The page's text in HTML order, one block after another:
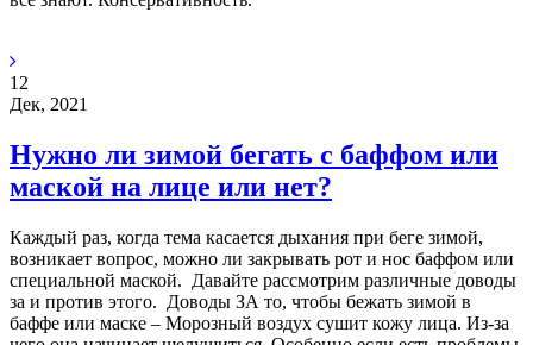
12
Дек, 2021
Нужно ли зимой бегать с баффом или
маской на лице или нет?
Каждый раз, когда тема касается дыхания при беге зимой,
возникает вопрос, можно ли закрывать рот и нос баффом или
специальной маской. Давайте рассмотрим различные доводы
за и против этого. Доводы ЗА то, чтобы бежать зимой в
баффе или маске – Морозный воздух сушит кожу лица. Из-за